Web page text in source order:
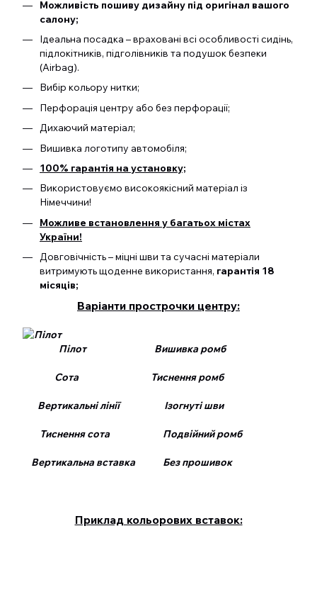
Можливість пошиву дизайну під оригінал вашого
салону;
Ідеальна посадка – враховані всі особливості сидінь,
підлокітників, підголівників та подушок безпеки
(Airbag).
Вибір кольору нитки;
Перфорація центру або без перфорації;
Дихаючий матеріал;
Вишивка логотипу автомобіля;
100% гарантія на установку;
Використовуємо високоякісний матеріал із
Німеччини!
Можливе встановлення у багатьох містах
України!
Довговічність – міцні шви та сучасні матеріали
витримують щоденне використання, гарантія 18
місяців;
Варіанти прострочки центру:
Пілот Вишивка ромб
Сота Тиснення ромб
Вертикальні лінії Ізогнуті шви
Тиснення сота Подвійний ромб
Вертикальна вставка Без прошивок
Приклад кольорових вставок: